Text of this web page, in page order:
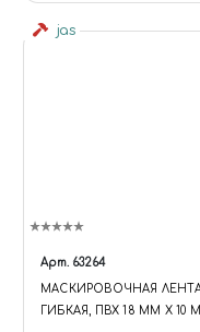
jas
Арт. 63264
МАСКИРОВОЧНАЯ
ГИБКАЯ, ПВХ 18 ММ Х 10